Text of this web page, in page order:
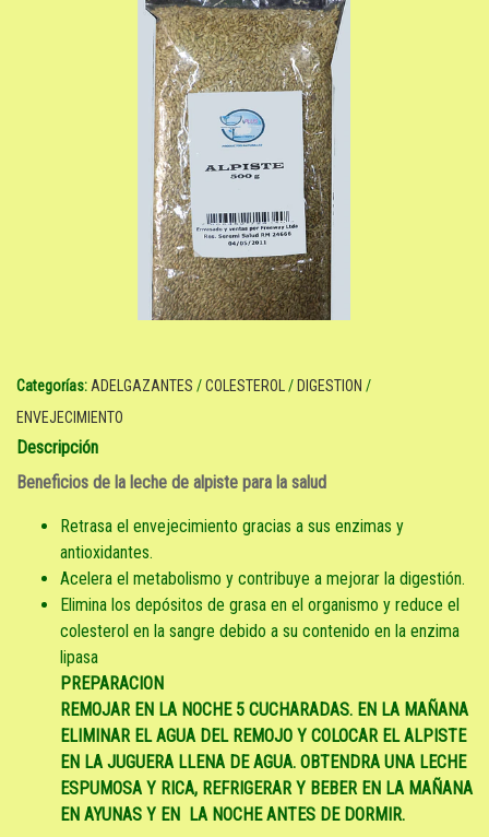
Categorías: ADELGAZANTES /COLESTEROL / DIGESTION /
ENVEJECIMIENTO
Descripción
Beneficios de la leche de alpiste para la salud
Retrasa el envejecimiento gracias a sus enzimas y
antioxidantes.
Acelera el metabolismo y contribuye a mejorar la digestión.
Elimina los depósitos de grasa en el organismo y reduce el
colesterol en la sangre debido a su contenido en la enzima
lipasa
PREPARACION
REMOJAR EN LA NOCHE 5 CUCHARADAS. EN LA MAÑANA
ELIMINAR EL AGUA DEL REMOJO Y COLOCAR EL ALPISTE
EN LA JUGUERA LLENA DE AGUA. OBTENDRA UNA LECHE
ESPUMOSA Y RICA, REFRIGERAR Y BEBER EN LA MAÑANA
EN AYUNAS Y EN LA NOCHE ANTES DE DORMIR.